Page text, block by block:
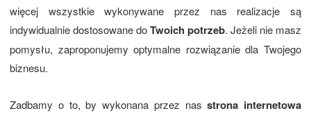
więcej wszystkie wykonywane przez nas realizacje są
indywidualnie dostosowane doTwoich potrzeb. Jeżeli nie masz
pomysłu, zaproponujemy optymalne rozwiązanie dla Twojego
biznesu.
Zadbamy o to, by wykonana przez nasstrona internetowa